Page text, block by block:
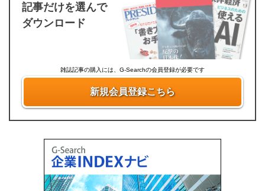
記事だけを選んで
ダウンロード
雑誌記事の購入には、G-Searchの会員登録が必要です
新規会員登録こちら